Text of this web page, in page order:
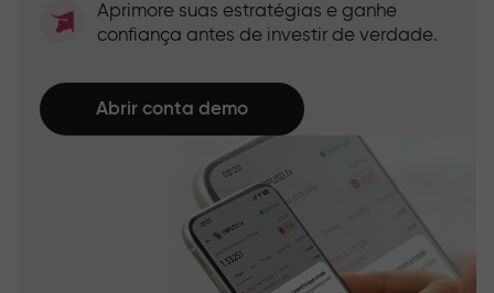
Aprimore suas estratégias e ganhe
confiança antes de investir de verdade.
Abrir conta demo